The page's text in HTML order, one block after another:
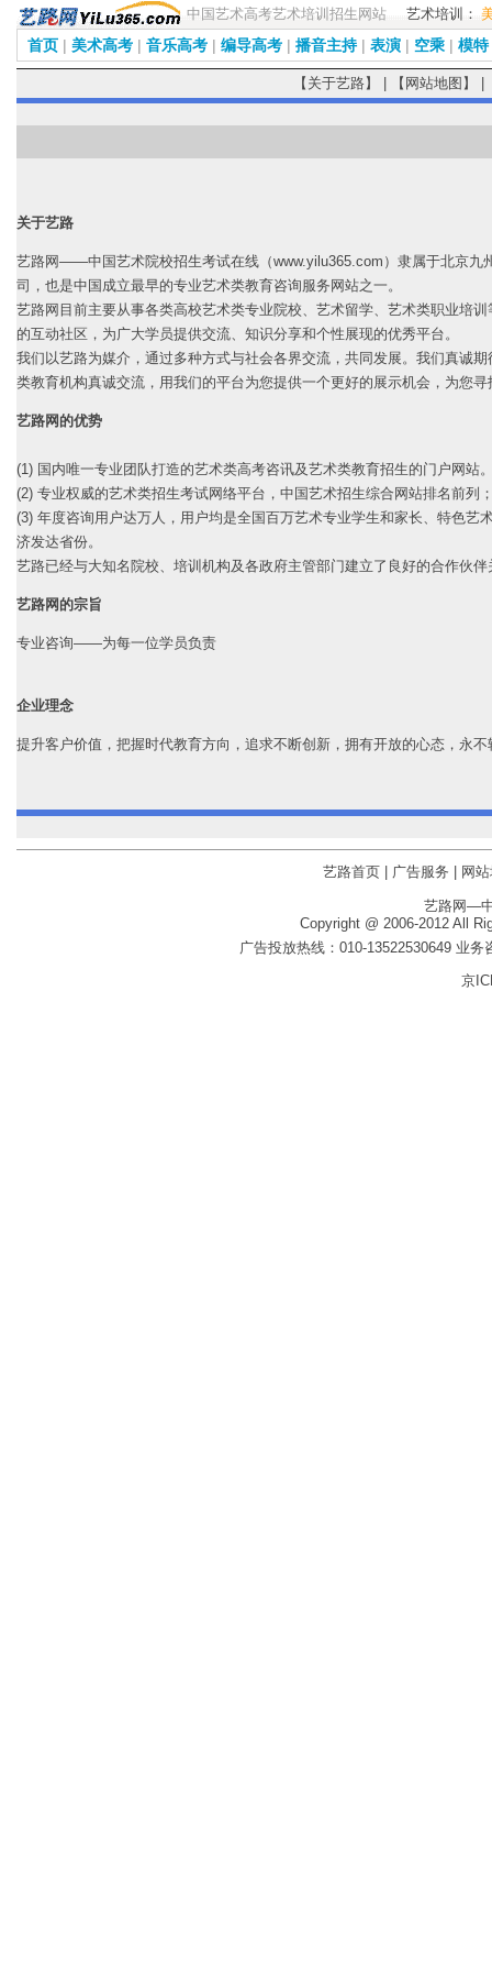
中国艺术高考艺术培训招生网站 艺术培训：
首页 | 美术高考 | 音乐高考 | 编导高考 | 播音主持 | 表演 | 空乘 | 模特
【 关于艺路】 | 【 网站地图 】 |
关于艺路
艺路网——中国艺术院校招生考试在线（www.yilu365.com）隶属于北京九
司，也是中国成立最早的专业艺术类教育咨询服务网站之一。
艺路网目前主要从事各类高校艺术类专业院校、艺术留学、艺术类职业培
的互动社区，为广大学员提供交流、知识分享和个性展现的优秀平台。
我们以艺路为媒介，通过多种方式与社会各界交流，共同发展。我们真诚
类教育机构真诚交流，用我们的平台为您提供一个更好的展示机会，为您
艺路网的优势
(1) 国内唯一专业团队打造的艺术类高考咨讯及艺术类教育招生的门户网站
(2) 专业权威的艺术类招生考试网络平台，中国艺术招生综合网站排名前列
(3) 年度咨询用户达万人，用户均是全国百万艺术专业学生和家长、特色
济发达省份。
艺路已经与大知名院校、培训机构及各政府主管部门建立了良好的合作伙
艺路网的宗旨
专业咨询——为每一位学员负责
企业理念
提升客户价值，把握时代教育方向，追求不断创新，拥有开放的心态，永不
艺路首页| 广告服务 网
艺路网—
Copyright @ 2006-2012 All
广告投放热线： 010-13522530649业务
京